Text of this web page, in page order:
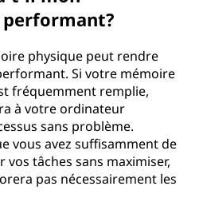
physique peut rendre
Si votre mémoire
fréquemment remplie,
à votre ordinateur
sans problème.
vous avez suffisamment de
tâches sans maximiser,
pas nécessairement les